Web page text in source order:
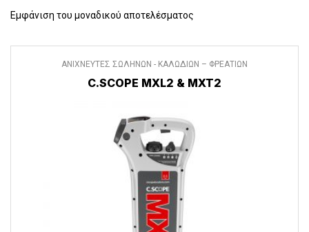
Εμφάνιση του μοναδικού αποτελέσματος
ΑΝΙΧΝΕΥΤΕΣ ΣΩΛΗΝΩΝ - ΚΑΛΩΔΙΩΝ – ΦΡΕΑΤΙΩΝ
C.SCOPE MXL2 & MXT2